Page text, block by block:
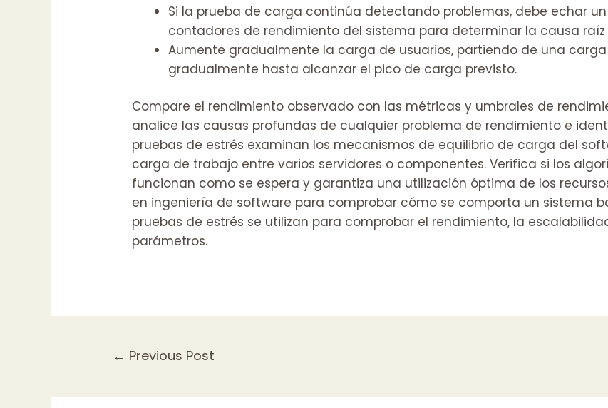
Si la prueba de carga continúa detectando problemas, debe echar
contadores de rendimiento del sistema para determinar la causa raíz
Aumente gradualmente la carga de usuarios, partiendo de una
gradualmente hasta alcanzar el pico de carga previsto.
Compare el rendimiento observado con las métricas y umbrales de
analice las causas profundas de cualquier problema de rendimiento e
pruebas de estrés examinan los mecanismos de equilibrio de carga del
carga de trabajo entre varios servidores o componentes. Verifica si los
funcionan como se espera y garantiza una utilización óptima de los
en ingeniería de software para comprobar cómo se comporta un sistema
pruebas de estrés se utilizan para comprobar el rendimiento, la
parámetros.
← Previous Post